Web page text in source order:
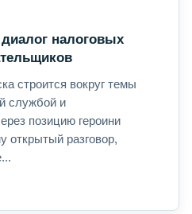
налоговых
строится вокруг темы
службой и
позицию героини
открытый разговор,